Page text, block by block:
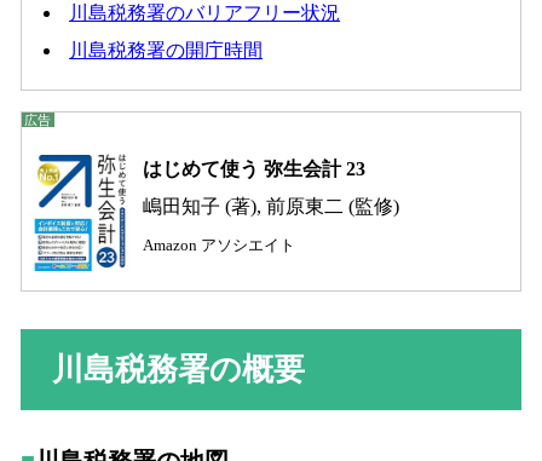
川島税務署のバリアフリー状況
川島税務署の開庁時間
はじめて使う 弥生会計 23
嶋田知子 (著), 前原東二 (監修)
Amazon アソシエイト
川島税務署の概要